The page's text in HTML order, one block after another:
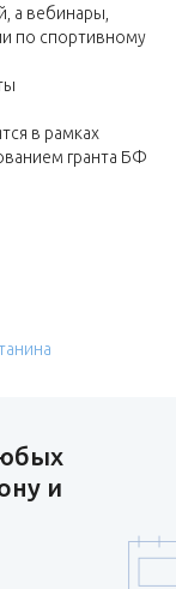
а вебинары,
по спортивному
в рамках
гранта БФ
и